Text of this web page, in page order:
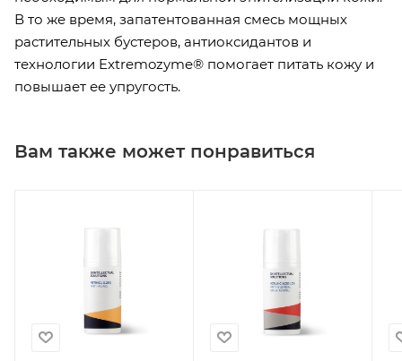
В то же время, запатентованная смесь мощных
растительных бустеров, антиоксидантов и
технологии Extremozyme® помогает питать кожу и
повышает ее упругость.
Вам также может понравиться